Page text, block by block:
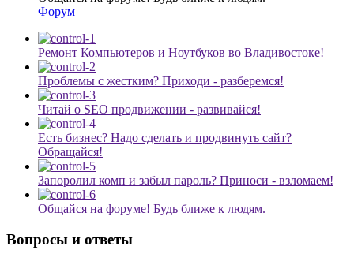
Форум
Ремонт Компьютеров и Ноутбуков во Владивостоке!
Проблемы с жестким? Приходи - разберемся!
Читай о SEO продвижении - развивайся!
Есть бизнес? Надо сделать и продвинуть сайт?
Обращайся!
Запоролил комп и забыл пароль? Приноси - взломаем!
Общайся на форуме! Будь ближе к людям.
Вопросы и ответы